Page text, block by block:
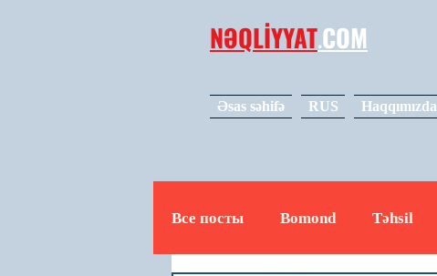
NƏQLİYYAT.COM
Əsas səhifə RUS Haqqımızda
Все посты Bomond Təhsil